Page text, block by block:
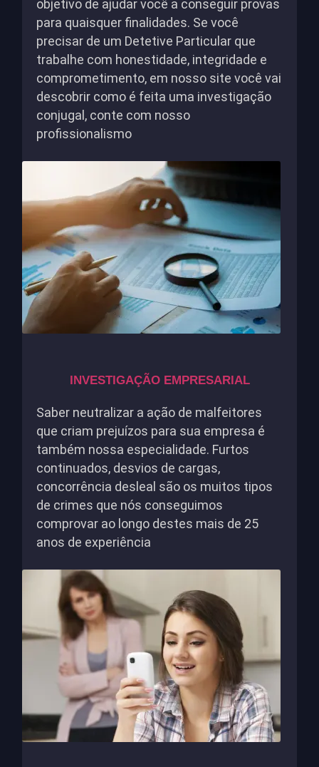
objetivo de ajudar você a conseguir provas
para quaisquer finalidades. Se você
precisar de um Detetive Particular que
trabalhe com honestidade, integridade e
comprometimento, em nosso site você vai
descobrir como é feita uma investigação
conjugal, conte com nosso
profissionalismo
INVESTIGAÇÃO EMPRESARIAL
Saber neutralizar a ação de malfeitores
que criam prejuízos para sua empresa é
também nossa especialidade. Furtos
continuados, desvios de cargas,
concorrência desleal são os muitos tipos
de crimes que nós conseguimos
comprovar ao longo destes mais de 25
anos de experiência